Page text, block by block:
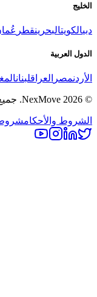
الخليج
دبيالكويتالبحرينقطر
الدول العربية
الأردنمصر العراقلبنان
©
2026
الشروط والأحكامشروط